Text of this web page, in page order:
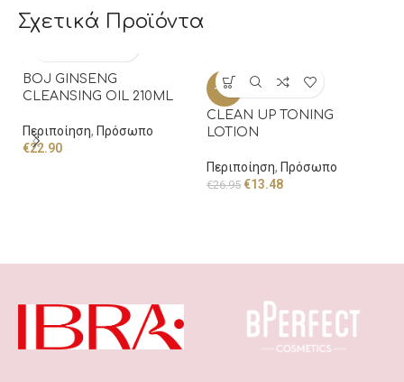
Σχετικά Προϊόντα
BOJ GINSENG
CLEANSING OIL 210ML
Περιποίηση, Πρόσωπο
€22.90
-50%
CLEAN UP TONING
LOTION
Περιποίηση, Πρόσωπο
€26.95 €13.48